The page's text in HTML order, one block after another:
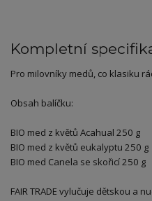
Kompletní
Pro milovníky medů, co klasiku
Obsah balíčku:
BIO med z květů Acahual 250 g
BIO med z květů eukalyptu 250 g
BIO med Canela se skořicí 250 g
FAIR TRADE vylučuje dětskou a